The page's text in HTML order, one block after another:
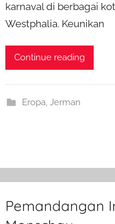
karnaval di berbagai
Westphalia. Keunikan
Continue reading
Eropa, Jerman
Pemandangan